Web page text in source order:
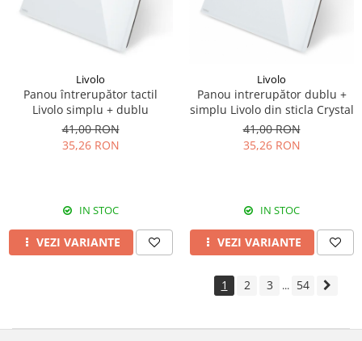
Livolo
Panou întrerupător tactil
Livolo simplu + dublu
41,00 RON
35,26 RON
IN STOC
VEZI VARIANTE
Livolo
Panou intrerupător dublu +
simplu Livolo din sticla Crystal
41,00 RON
35,26 RON
IN STOC
VEZI VARIANTE
1 2 3 ... 54